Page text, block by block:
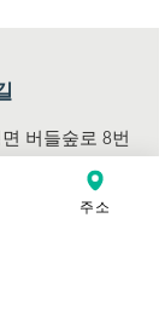
버들숲로 8번
8998 주소